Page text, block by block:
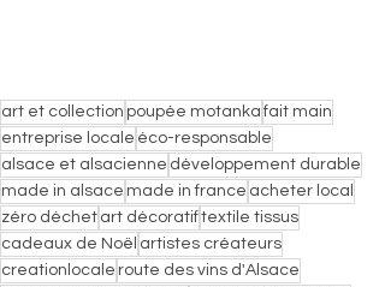
art et collection poupée motanka fait main
entreprise locale éco-responsable
alsace et alsacienne développement durable
made in alsace made in france acheter local
zéro déchet art décoratiftextile tissus
cadeaux de Noël artistes créateurs
creationlocale route des vins d'Alsace